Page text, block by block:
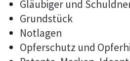
Gläubiger und
Grundstück
Notlagen
Opferschutz und